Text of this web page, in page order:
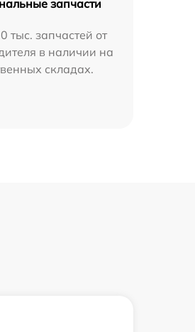
запчасти
тыс. запчастей от
в наличии на
складах.